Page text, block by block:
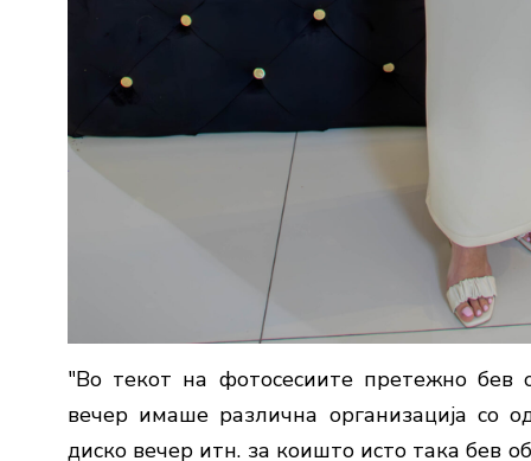
"Во текот на фотосесиите претежно
вечер имаше различна организација со
диско вечер итн. за коишто исто така бев